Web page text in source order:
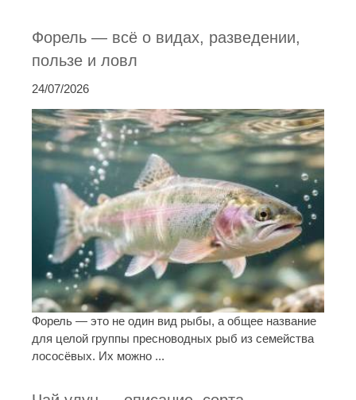
Форель — всё о видах, разведении,
пользе и ловл
24/07/2026
Форель — это не один вид рыбы, а общее название
для целой группы пресноводных рыб из семейства
лососёвых. Их можно ...